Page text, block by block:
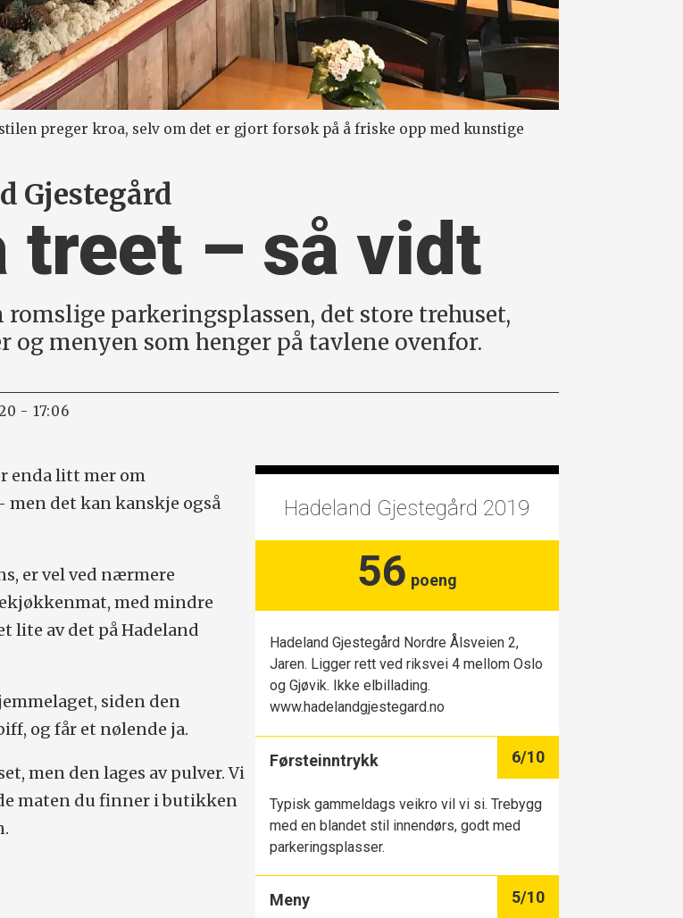
preger kroa, selv om det er gjort forsøk på å friske opp med kunstige
Gjestegård
treet – så vidt
parkeringsplassen, det store trehuset,
menyen som henger på tavlene ovenfor.
- 17:06
Hadeland Gjestegård 2019
56 poeng
Hadeland Gjestegård Nordre Ålsveien 2,
Jaren. Ligger rett ved riksvei 4 mellom Oslo
og Gjøvik. Ikke elbillading.
www.hadelandgjestegard.no
Førsteinntrykk 6/10
Typisk gammeldags veikro vil vi si. Trebygg
med en blandet stil innendørs, godt med
parkeringsplasser.
Meny 5/10
enda litt mer om
det kan kanskje også
er vel ved nærmere
med mindre
lite av det på Hadeland
siden den
og får et nølende ja.
men den lages av pulver. Vi
maten du finner i butikken